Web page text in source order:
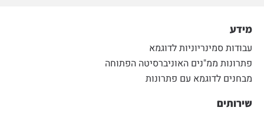
מידע
עבודות סמינריוניות לדוגמא
פתרונות ממ"נים האוניברסיטה הפתוחה
מבחנים לדוגמא עם פתרונות
שירותים